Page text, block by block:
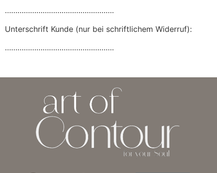
…………………………………………….
Unterschrift Kunde (nur bei schriftlichem Widerruf):
…………………………………………….